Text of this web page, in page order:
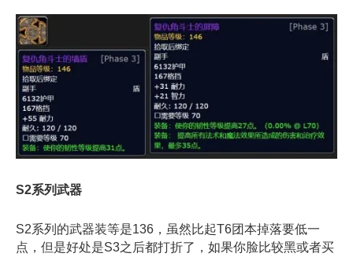
S2系列武器
S2系列的武器装等是136，虽然比起T6团本掉落要低一
点，但是好处是S3之后都打折了，如果你脸比较黑或者买